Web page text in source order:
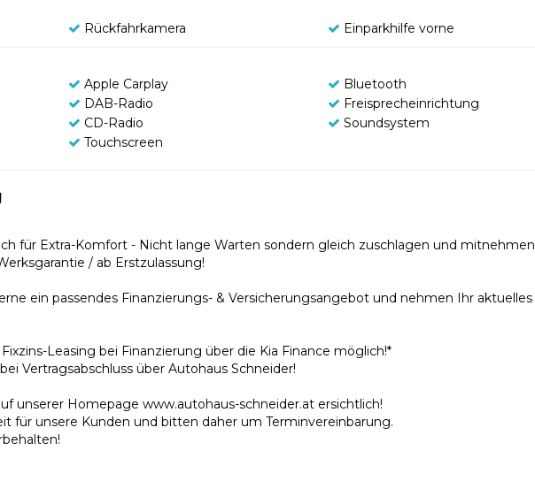
Rückfahrkamera Einparkhilfe vorne
Apple Carplay
Bluetooth
DAB-Radio
Freisprecheinrichtung
CD-Radio
Soundsystem
Touchscreen
für Extra-Komfort - Nicht lange Warten sondern gleich zuschlagen und mitnehmen
/ ab Erstzulassung!
ein passendes Finanzierungs- & Versicherungsangebot und nehmen Ihr aktuelles
Leasing bei Finanzierung über die Kia Finance möglich!*
Vertragsabschluss über Autohaus Schneider!
unserer Homepage www.autohaus-schneider.at ersichtlich!
für unsere Kunden und bitten daher um Terminvereinbarung.